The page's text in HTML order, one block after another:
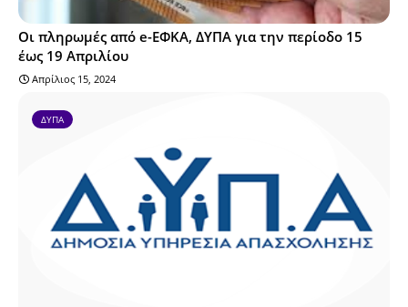
Οι πληρωμές από e-ΕΦΚΑ, ΔΥΠΑ για την περίοδο 15
έως 19 Απριλίου
Απρίλιος 15, 2024
ΔΥΠΑ